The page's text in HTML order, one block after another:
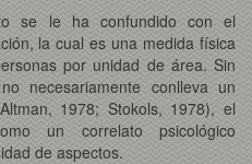
se le ha confundido con el
la cual es una medida física
por unidad de área. Sin
necesariamente conlleva un
1978; Stokols, 1978), el
un correlato psicológico
de aspectos.